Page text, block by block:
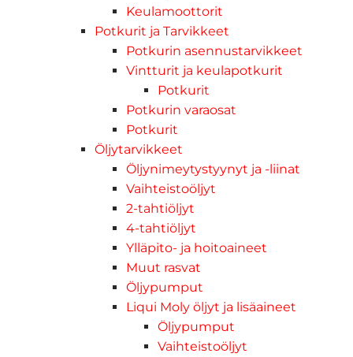
Keulamoottorit
Potkurit ja Tarvikkeet
Potkurin asennustarvikkeet
Vintturit ja keulapotkurit
Potkurit
Potkurin varaosat
Potkurit
Öljytarvikkeet
Öljynimeytystyynyt ja -liinat
Vaihteistoöljyt
2-tahtiöljyt
4-tahtiöljyt
Ylläpito- ja hoitoaineet
Muut rasvat
Öljypumput
Liqui Moly öljyt ja lisäaineet
Öljypumput
Vaihteistoöljyt